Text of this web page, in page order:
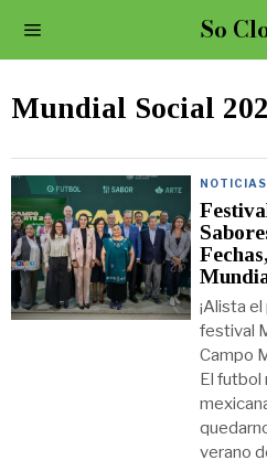
So
Mundial Social
¡Alista
festival
Campo
El futbol
verano